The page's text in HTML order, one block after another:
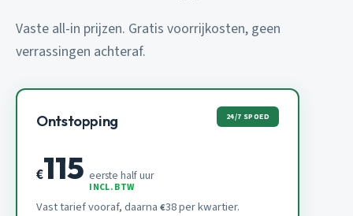
Vaste all-in prijzen. Gratis voorrijkosten, geen
verrassingen achteraf.
Ontstopping 24/7 SPOED
€115 eerste half uur
INCL. BTW
Vast tarief vooraf, daarna €38 per kwartier.